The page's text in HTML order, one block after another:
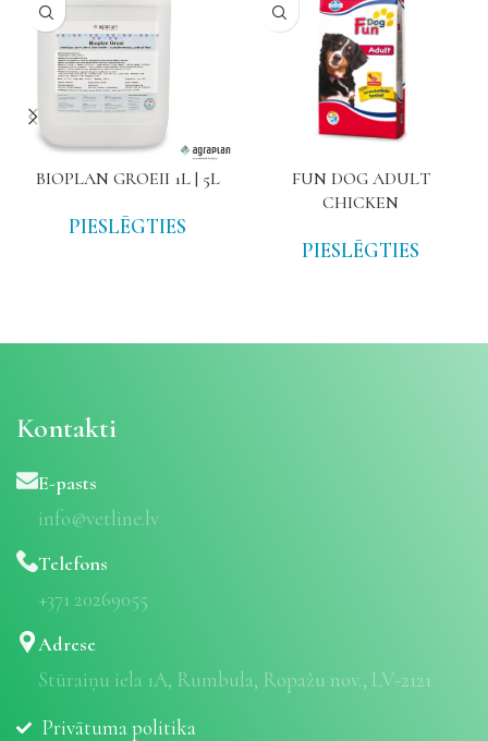
BIOPLAN GROEII 1L | 5L
PIESLĒGTIES
FUN DOG ADULT
CHICKEN
PIESLĒGTIES
Kontakti
E-pasts
info@vetline.lv
Telefons
+371 20269055
Adrese
Stūraiņu iela 1A, Rumbula, Ropažu nov., LV-2121
Privātuma politika